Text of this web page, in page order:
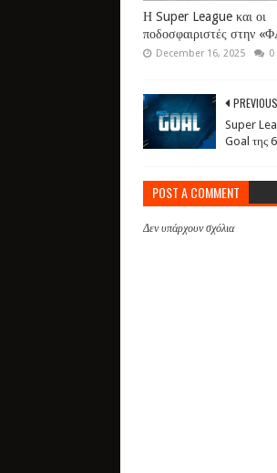
Η Super League και οι
ποδοσφαιριστές στην
December 16, 2025 0
PREVIOUS
Super
Goal της
POST A COMMENT
Δεν υπάρχουν σχόλια